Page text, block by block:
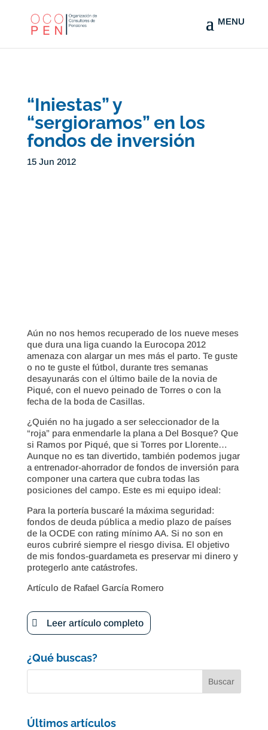
“Iniestas” y
“sergioramos” en los
fondos de inversión
15 Jun 2012
Aún no nos hemos recuperado de los nueve meses
que dura una liga cuando la Eurocopa 2012
amenaza con alargar un mes más el parto. Te guste
o no te guste el fútbol, durante tres semanas
desayunarás con el último baile de la novia de
Piqué, con el nuevo peinado de Torres o con la
fecha de la boda de Casillas.
¿Quién no ha jugado a ser seleccionador de la
“roja” para enmendarle la plana a Del Bosque? Que
si Ramos por Piqué, que si Torres por Llorente…
Aunque no es tan divertido, también podemos jugar
a entrenador-ahorrador de fondos de inversión para
componer una cartera que cubra todas las
posiciones del campo. Este es mi equipo ideal:
Para la portería buscaré la máxima seguridad:
fondos de deuda pública a medio plazo de países
de la OCDE con rating mínimo AA. Si no son en
euros cubriré siempre el riesgo divisa. El objetivo
de mis fondos-guardameta es preservar mi dinero y
protegerlo ante catástrofes.
Artículo de Rafael García Romero
Leer artículo completo
¿Qué buscas?
Últimos artículos